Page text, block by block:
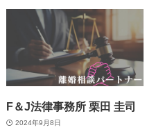
F＆J法律事務所 栗田 圭司
2024年9月8日